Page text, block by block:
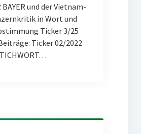
BAYER und der Vietnam-
in Wort und
Ticker 3/25
Ticker 02/2022